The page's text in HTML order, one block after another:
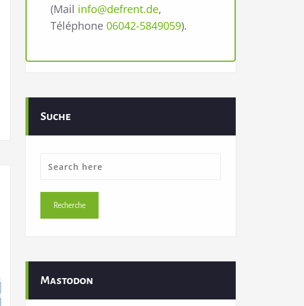
(Mail info@defrent.de,
Téléphone 06042-5849059).
Suche
Mastodon